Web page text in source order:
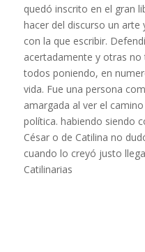
quedó inscrito en el gran
hacer del discurso un
con la que escribir.
acertadamente y otras
todos poniendo, en
vida. Fue una persona
amargada al ver el
política. habiendo siendo
César o de Catilina no
cuando lo creyó justo
Catilinarias